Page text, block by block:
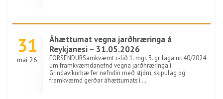
31
maí 26
Áhættumat vegna jarðhræringa á
Reykjanesi – 31.05.2026
FORSENDURSamkvæmt c-lið 1. mgr. 3. gr. laga nr. 40/2024
um framkvæmdanefnd vegna jarðhræringa í
Grindavíkurbæ fer nefndin með stjórn, skipulag og
framkvæmd gerðar áhættumats í …